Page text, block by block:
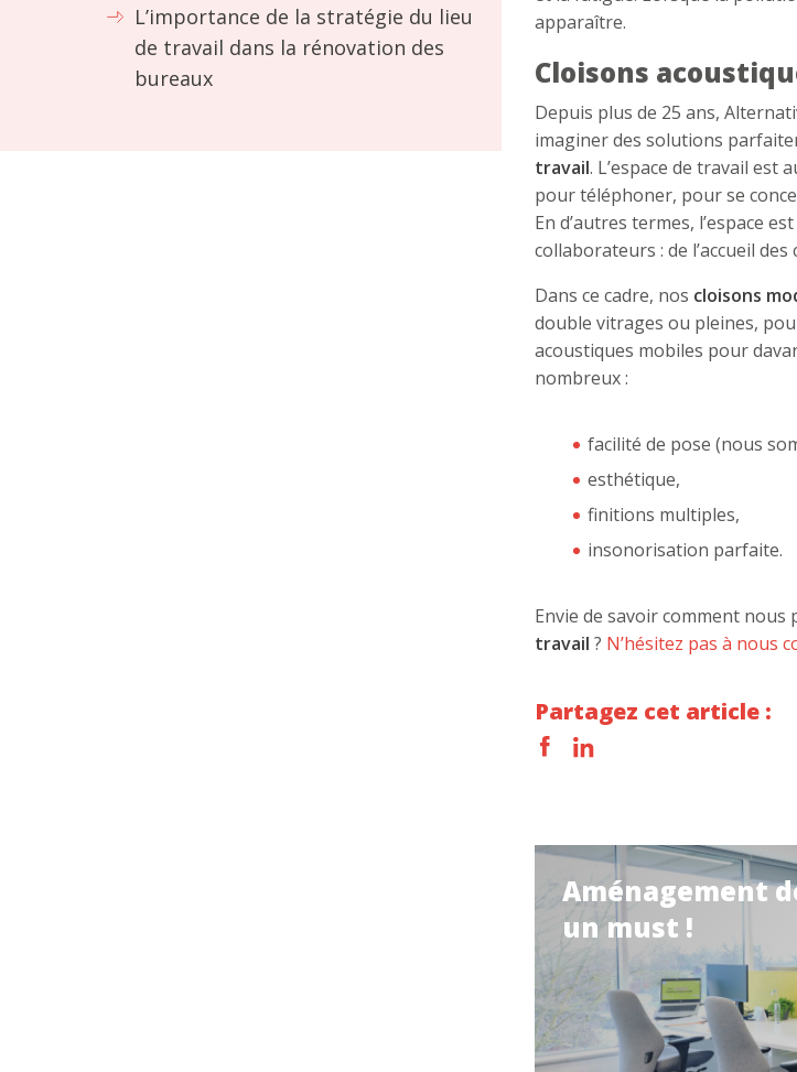
L’importance de la stratégie du lieu
de travail dans la rénovation des
bureaux
apparaître.
Cloisons
Depuis plus de 25 ans,
imaginer des solutions
travail. L’espace de travail est
pour téléphoner, pour se
En d’autres termes, l’espace
collaborateurs : de l’accueil
Dans ce cadre, nos cloisons
double vitrages ou pleines,
acoustiques mobiles pour
nombreux :
facilité de pose (nous
esthétique,
finitions multiples,
insonorisation parfaite.
Envie de savoir comment nous
travail? N’hésitez pas à nous
Partagez cet article :
Aménagement
un must !